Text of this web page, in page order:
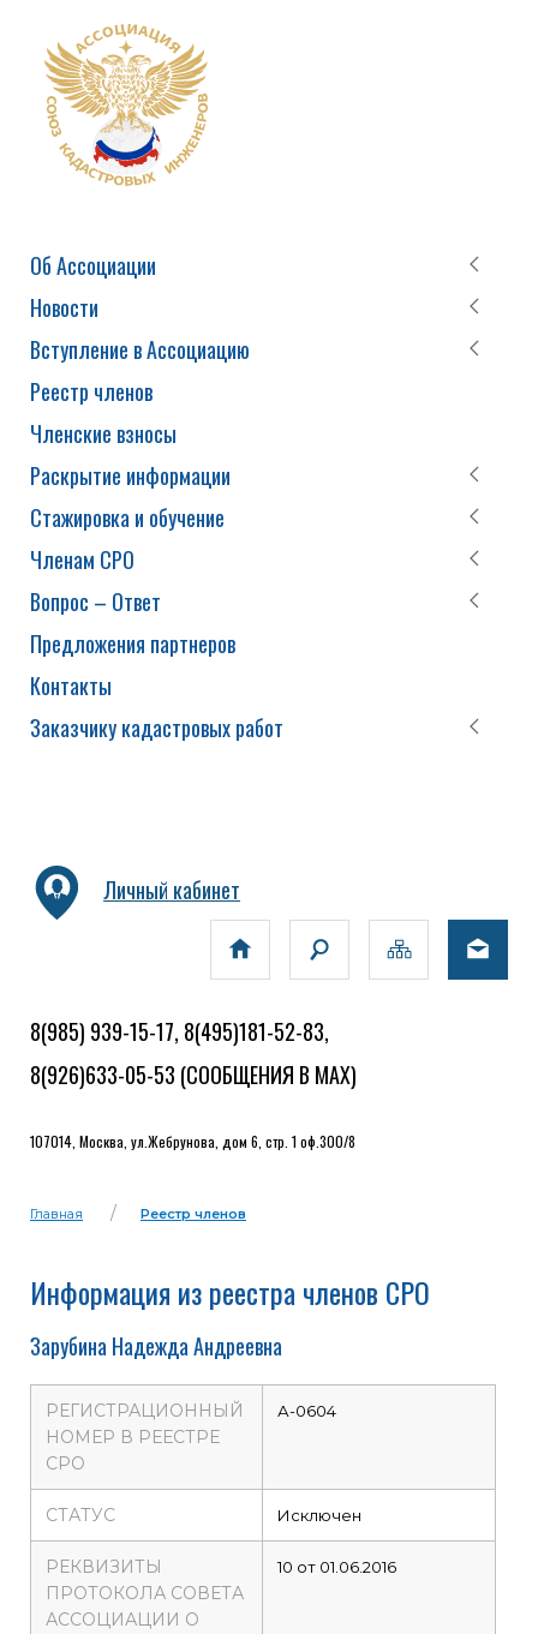
Об Ассоциации
Новости
Вступление в Ассоциацию
Реестр членов
Членские взносы
Раскрытие информации
Стажировка и обучение
Членам СРО
Вопрос – Ответ
Предложения партнеров
Контакты
Заказчику кадастровых работ
Личный кабинет
8(985) 939-15-17, 8(495)181-52-83,
8(926)633-05-53 (СООБЩЕНИЯ В MAX)
107014, Москва, ул.Жебрунова, дом 6, стр. 1 оф.300/8
Главная Реестр членов
Информация из реестра членов СРО
Зарубина Надежда Андреевна
РЕГИСТРАЦИОННЫЙ
НОМЕР В РЕЕСТРЕ
СРО
А-0604
СТАТУС Исключен
РЕКВИЗИТЫ
ПРОТОКОЛА СОВЕТА
АССОЦИАЦИИ О
10 от 01.06.2016